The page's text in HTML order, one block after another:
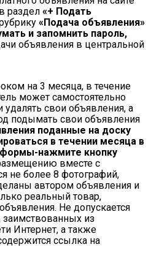
раздел «+ Подать
«Подача объявления»
и запомнить пароль,
объявления в центральной
на 3 месяца, в течение
может самостоятельно
удалять свои объявления, а
подымать свои объявления
поданные на доску
в течении месяца в
формы-нажмите кнопку
вместе с
не более 8 фотографий,
автором объявления и
реальный товар,
Не допускается
из
Интернет, а также
ссылка на